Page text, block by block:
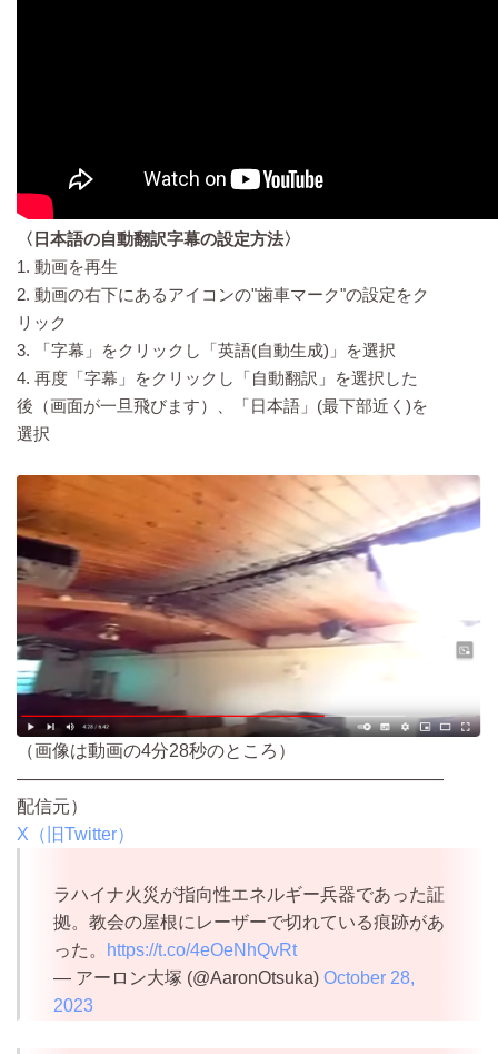
〈日本語の自動翻訳字幕の設定方法〉
1. 動画を再生
2. 動画の右下にあるアイコンの"歯車マーク"の設定をク
リック
3. 「字幕」をクリックし「英語(自動生成)」を選択
4. 再度「字幕」をクリックし「自動翻訳」を選択した
後（画面が一旦飛びます）、「日本語」(最下部近く)を
選択
（画像は動画の4分28秒のところ）
————————————————————————
配信元）
X（旧Twitter）
ラハイナ火災が指向性エネルギー兵器であった証
拠。教会の屋根にレーザーで切れている痕跡があ
った。
https://t.co/4eOeNhQvRt
— アーロン大塚 (@AaronOtsuka) October 28,
2023